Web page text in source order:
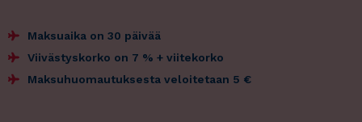
Maksuaika on 30 päivää
Viivästyskorko on 7 % + viitekorko
Maksuhuomautuksesta veloitetaan 5 €